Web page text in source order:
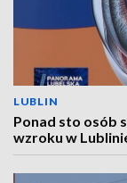
LUBLIN
Ponad sto osób
wzroku w